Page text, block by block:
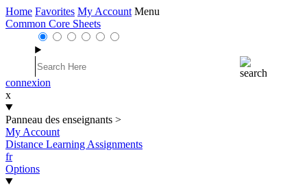
Home Favorites My Account Menu
Common Core Sheets
connexion
x
Panneau des enseignants >
My Account
Distance Learning Assignments
fr
Options